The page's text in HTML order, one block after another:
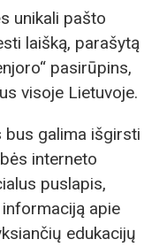
unikali pašto
laišką, parašytą
pasirūpins,
visoje Lietuvoje.
bus galima išgirsti
interneto
puslapis,
apie
edukacijų